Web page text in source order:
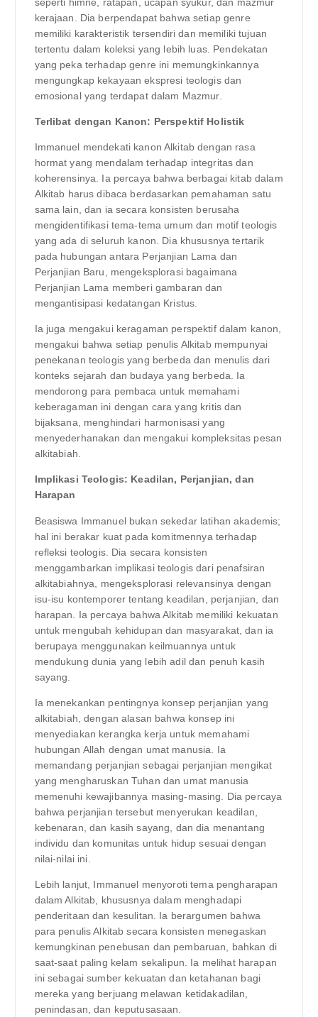
kerajaan. Dia berpendapat bahwa setiap genre
memiliki karakteristik tersendiri dan memiliki tujuan
tertentu dalam koleksi yang lebih luas. Pendekatan
yang peka terhadap genre ini memungkinkannya
mengungkap kekayaan ekspresi teologis dan
emosional yang terdapat dalam Mazmur.
Terlibat dengan Kanon: Perspektif Holistik
Immanuel mendekati kanon Alkitab dengan rasa
hormat yang mendalam terhadap integritas dan
koherensinya. Ia percaya bahwa berbagai kitab dalam
Alkitab harus dibaca berdasarkan pemahaman satu
sama lain, dan ia secara konsisten berusaha
mengidentifikasi tema-tema umum dan motif teologis
yang ada di seluruh kanon. Dia khususnya tertarik
pada hubungan antara Perjanjian Lama dan
Perjanjian Baru, mengeksplorasi bagaimana
Perjanjian Lama memberi gambaran dan
mengantisipasi kedatangan Kristus.
Ia juga mengakui keragaman perspektif dalam kanon,
mengakui bahwa setiap penulis Alkitab mempunyai
penekanan teologis yang berbeda dan menulis dari
konteks sejarah dan budaya yang berbeda. Ia
mendorong para pembaca untuk memahami
keberagaman ini dengan cara yang kritis dan
bijaksana, menghindari harmonisasi yang
menyederhanakan dan mengakui kompleksitas pesan
alkitabiah.
Implikasi Teologis: Keadilan, Perjanjian, dan
Harapan
Beasiswa Immanuel bukan sekedar latihan akademis;
hal ini berakar kuat pada komitmennya terhadap
refleksi teologis. Dia secara konsisten
menggambarkan implikasi teologis dari penafsiran
alkitabiahnya, mengeksplorasi relevansinya dengan
isu-isu kontemporer tentang keadilan, perjanjian, dan
harapan. Ia percaya bahwa Alkitab memiliki kekuatan
untuk mengubah kehidupan dan masyarakat, dan ia
berupaya menggunakan keilmuannya untuk
mendukung dunia yang lebih adil dan penuh kasih
sayang.
Ia menekankan pentingnya konsep perjanjian yang
alkitabiah, dengan alasan bahwa konsep ini
menyediakan kerangka kerja untuk memahami
hubungan Allah dengan umat manusia. Ia
memandang perjanjian sebagai perjanjian mengikat
yang mengharuskan Tuhan dan umat manusia
memenuhi kewajibannya masing-masing. Dia percaya
bahwa perjanjian tersebut menyerukan keadilan,
kebenaran, dan kasih sayang, dan dia menantang
individu dan komunitas untuk hidup sesuai dengan
nilai-nilai ini.
Lebih lanjut, Immanuel menyoroti tema pengharapan
dalam Alkitab, khususnya dalam menghadapi
penderitaan dan kesulitan. Ia berargumen bahwa
para penulis Alkitab secara konsisten menegaskan
kemungkinan penebusan dan pembaruan, bahkan di
saat-saat paling kelam sekalipun. Ia melihat harapan
ini sebagai sumber kekuatan dan ketahanan bagi
mereka yang berjuang melawan ketidakadilan,
penindasan, dan keputusasaan.